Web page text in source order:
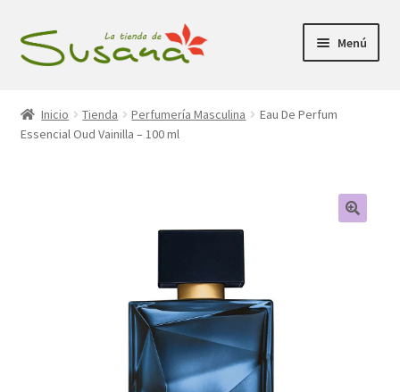
Ir
a
Ir
al
Menú
Promociones
el
menú
Inicio Tienda Perfumería Masculina
Eau De Perfum
Essencial Oud Vainilla – 100 ml